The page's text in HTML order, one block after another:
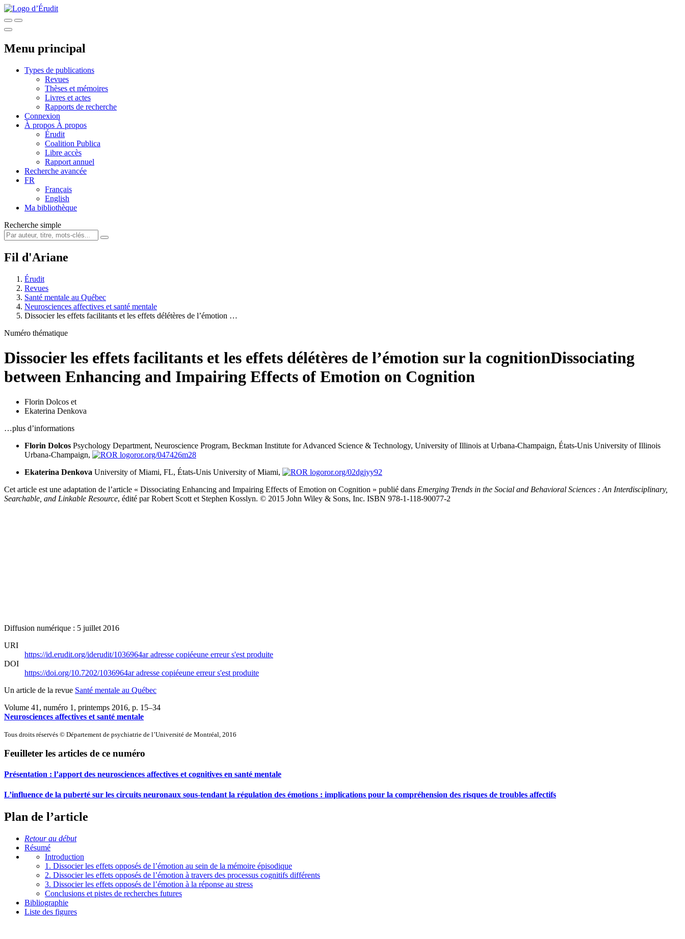
Menu principal
Types de publications
Revues
Thèses et mémoires
Livres et actes
Rapports de recherche
Connexion
À propos À propos
Érudit
Coalition Publica
Libre accès
Rapport annuel
Recherche avancée
FR
Français
English
Ma bibliothèque
Recherche simple
Fil d'Ariane
Érudit
Revues
Santé mentale au Québec
Neurosciences affectives et santé mentale
Dissocier les effets facilitants et les effets délétères de l’émotion …
Numéro thématique
Dissocier les effets facilitants et les effets délétères de l’émotion sur la cognitionDissociating
between Enhancing and Impairing Effects of Emotion on Cognition
Florin Dolcos et
Ekaterina Denkova
…plus d’informations
Florin Dolcos Psychology Department, Neuroscience Program, Beckman Institute for Advanced Science & Technology, University of Illinois at Urbana-Champaign, États-Unis University of Illinois
Urbana-Champaign,
ror.org/047426m28
Ekaterina Denkova University of Miami, FL, États-Unis University of Miami,
ror.org/02dgjyy92
Cet article est une adaptation de l’article « Dissociating Enhancing and Impairing Effects of Emotion on Cognition » publié dans Emerging Trends in the Social and Behavioral Sciences : An Interdisciplinary,
Searchable, and Linkable Resource, édité par Robert Scott et Stephen Kosslyn. © 2015 John Wiley & Sons, Inc. ISBN 978-1-118-90077-2
Diffusion numérique : 5 juillet 2016
URI
https://id.erudit.org/iderudit/1036964aradresse copiéeune erreur s'est produite
DOI
https://doi.org/10.7202/1036964aradresse copiéeune erreur s'est produite
Un article de la revue Santé mentale au Québec
Volume 41, numéro 1, printemps 2016, p. 15–34
Neurosciences affectives et santé mentale
Tous droits réservés © Département de psychiatrie de l’Université de Montréal, 2016
Feuilleter les articles de ce numéro
Présentation : l’apport des neurosciences affectives et cognitives en santé mentale
L’influence de la puberté sur les circuits neuronaux sous-tendant la régulation des émotions : implications pour la compréhension des risques de troubles affectifs
Plan de l’article
Retour au début
Résumé
Introduction
1. Dissocier les effets opposés de l’émotion au sein de la mémoire épisodique
2. Dissocier les effets opposés de l’émotion à travers des processus cognitifs différents
3. Dissocier les effets opposés de l’émotion à la réponse au stress
Conclusions et pistes de recherches futures
Bibliographie
Liste des figures